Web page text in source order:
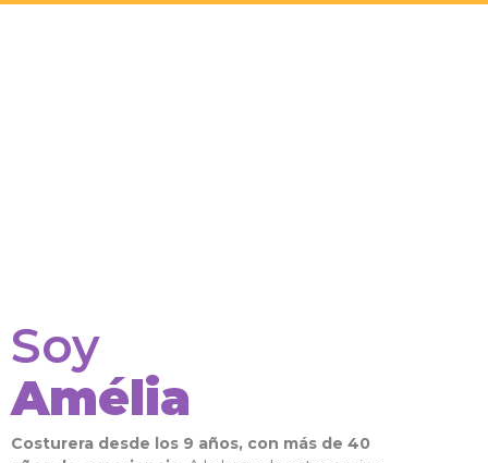
Soy
Amélia
Costurera desde los 9 años, con más de 40